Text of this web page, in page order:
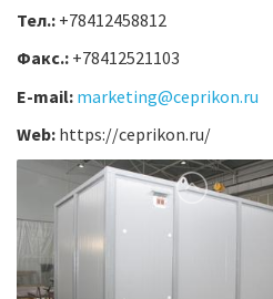
Тел.: +78412458812
Факс.: +78412521103
E-mail: marketing@ceprikon.ru
Web: https://ceprikon.ru/